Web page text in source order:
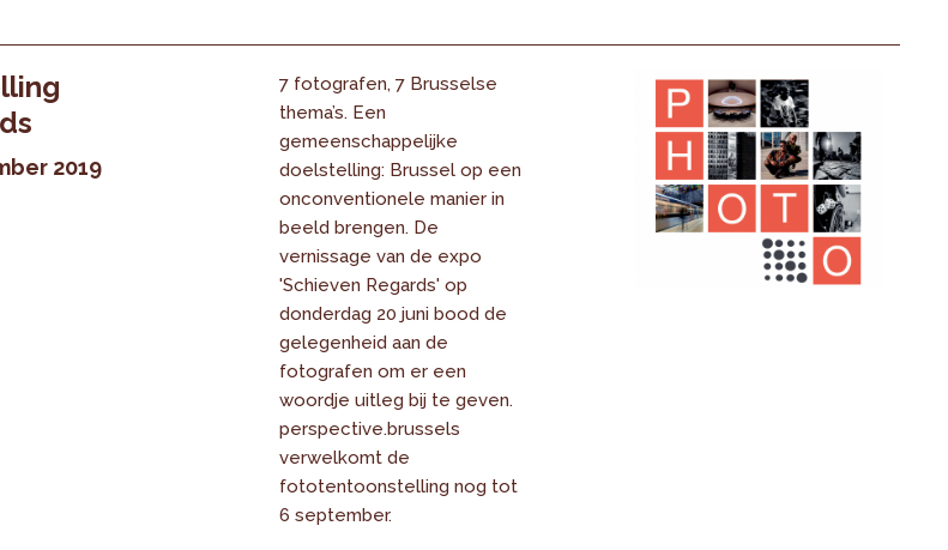
2019
7 fotografen, 7 Brusselse
thema’s. Een
gemeenschappelijke
doelstelling: Brussel op een
onconventionele manier in
beeld brengen. De
vernissage van de expo
'Schieven Regards' op
donderdag 20 juni bood de
gelegenheid aan de
fotografen om er een
woordje uitleg bij te geven.
perspective.brussels
verwelkomt de
fototentoonstelling nog tot
6 september.